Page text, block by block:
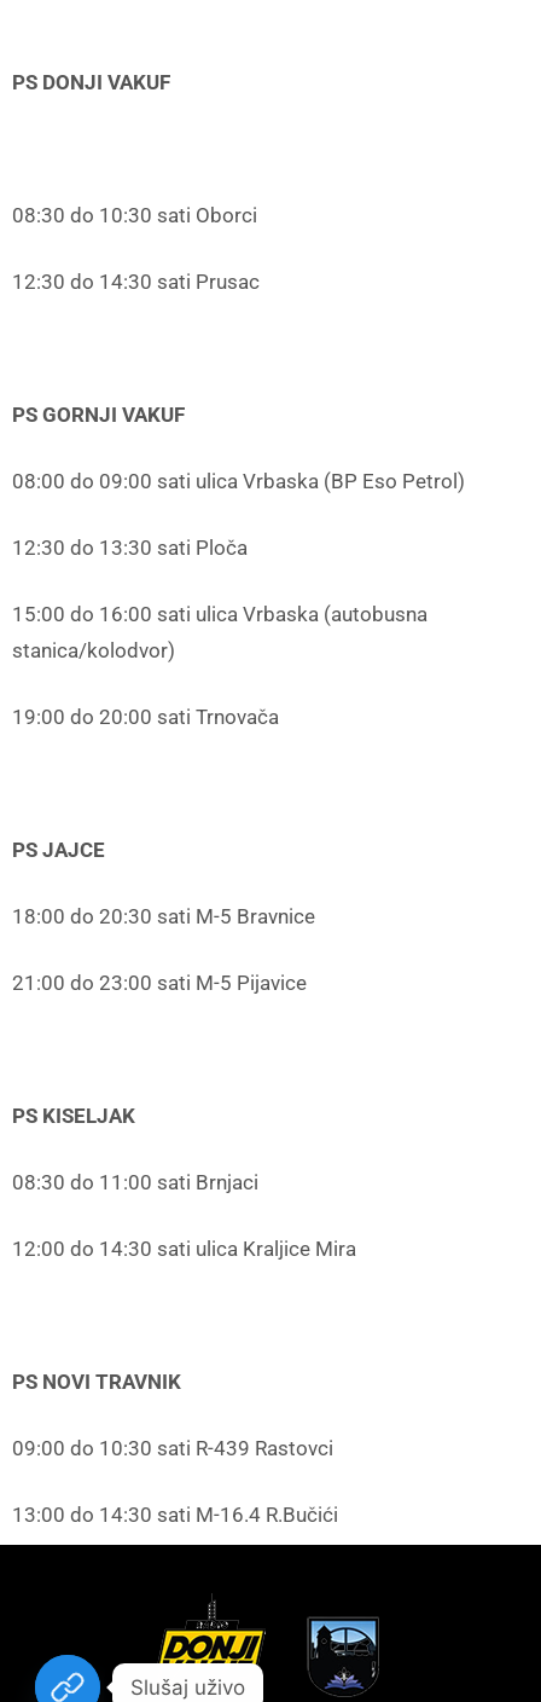
PS DONJI VAKUF
08:30 do 10:30 sati Oborci
12:30 do 14:30 sati Prusac
PS GORNJI VAKUF
08:00 do 09:00 sati ulica Vrbaska (BP Eso Petrol)
12:30 do 13:30 sati Ploča
15:00 do 16:00 sati ulica Vrbaska (autobusna
stanica/kolodvor)
19:00 do 20:00 sati Trnovača
PS JAJCE
18:00 do 20:30 sati M-5 Bravnice
21:00 do 23:00 sati M-5 Pijavice
PS KISELJAK
08:30 do 11:00 sati Brnjaci
12:00 do 14:30 sati ulica Kraljice Mira
PS NOVI TRAVNIK
09:00 do 10:30 sati R-439 Rastovci
13:00 do 14:30 sati M-16.4 R.Bučići
Slušaj uživo